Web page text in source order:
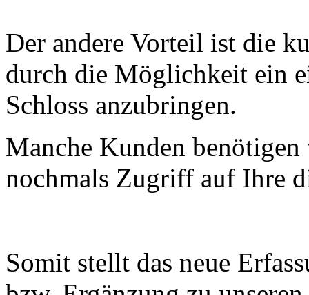
Der andere Vorteil ist die
durch die Möglichkeit ein
Schloss anzubringen.
Manche Kunden benötigen
nochmals Zugriff auf Ihre
Somit stellt das neue